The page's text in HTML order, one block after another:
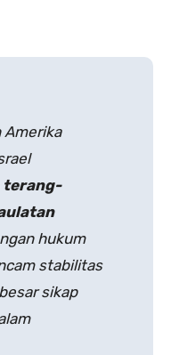
Amerika
terang-
hukum
stabilitas
sikap